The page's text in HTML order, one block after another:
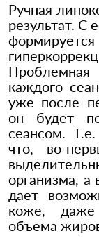
Ручная
результат. С
каждого
уже после
он будет
сеансом.
что, во-
организма, а
дает
коже, даже
объема